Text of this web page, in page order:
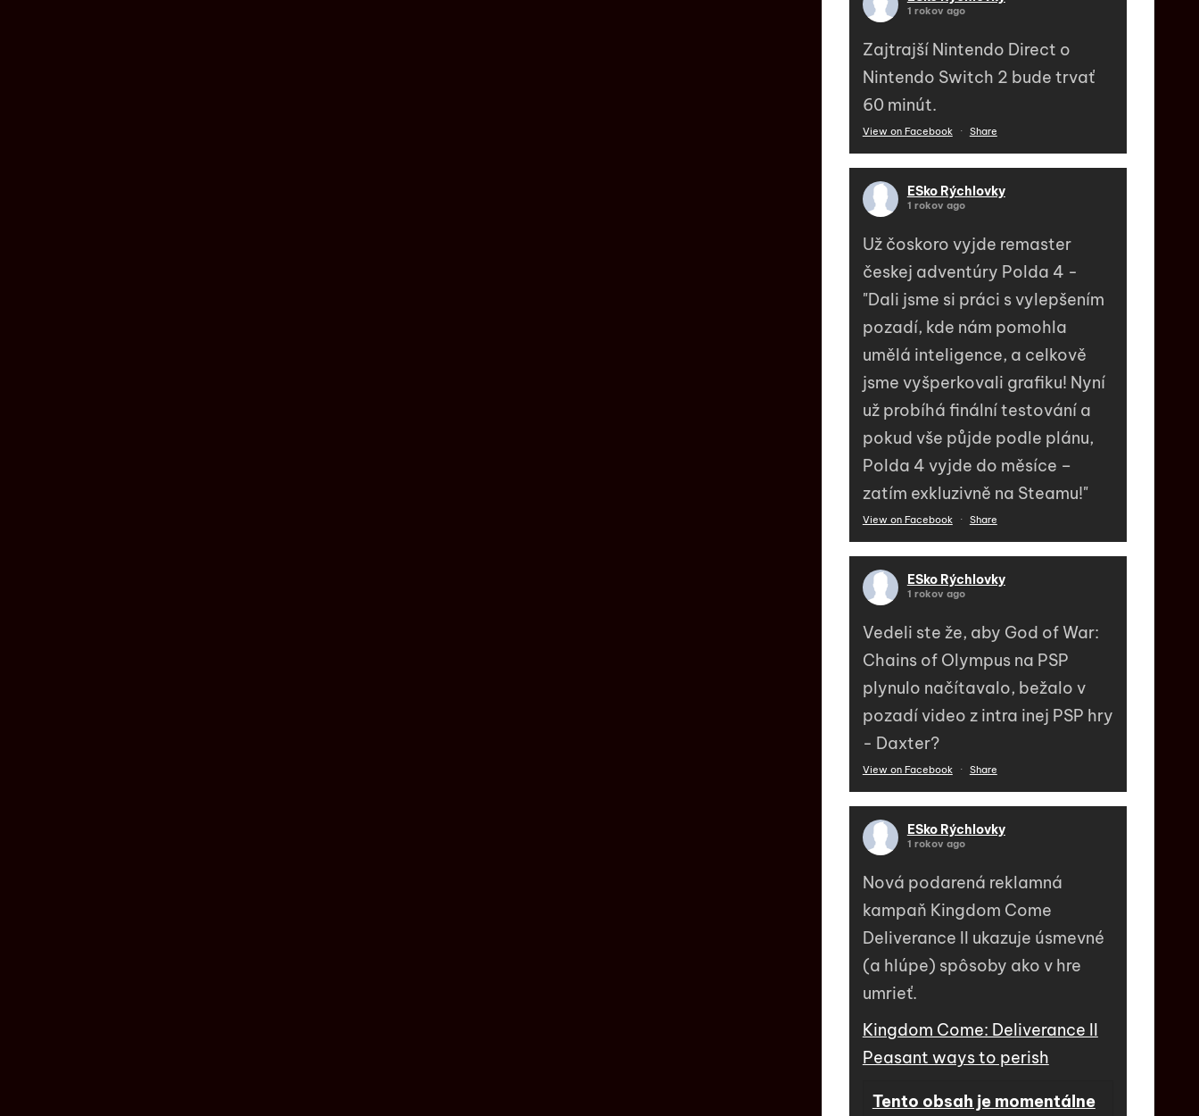
1 rokov ago
Zajtrajší Nintendo Direct o
Nintendo Switch 2 bude trvať
60 minút.
View on Facebook · Share
ESko Rýchlovky
1 rokov ago
Už čoskoro vyjde remaster
českej adventúry Polda 4 -
"Dali jsme si práci s vylepšením
pozadí, kde nám pomohla
umělá inteligence, a celkově
jsme vyšperkovali grafiku! Nyní
už probíhá finální testování a
pokud vše půjde podle plánu,
Polda 4 vyjde do měsíce –
zatím exkluzivně na Steamu!"
View on Facebook · Share
ESko Rýchlovky
1 rokov ago
Vedeli ste že, aby God of War:
Chains of Olympus na PSP
plynulo načítavalo, bežalo v
pozadí video z intra inej PSP hry
- Daxter?
View on Facebook · Share
ESko Rýchlovky
1 rokov ago
Nová podarená reklamná
kampaň Kingdom Come
Deliverance II ukazuje úsmevné
(a hlúpe) spôsoby ako v hre
umrieť.
Kingdom Come: Deliverance II
Peasant ways to perish
Tento obsah je momentálne